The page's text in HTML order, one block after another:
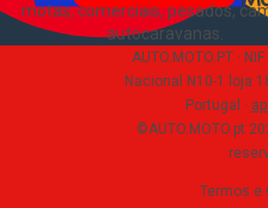
motas, comerciais, pesados,
autocaravanas
AUTO.MOTO.PT ·
Nacional N10-1 loja
Portugal ·
©AUTO.MOTO.pt
Termos e